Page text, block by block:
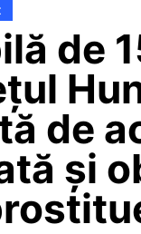
de
de
și